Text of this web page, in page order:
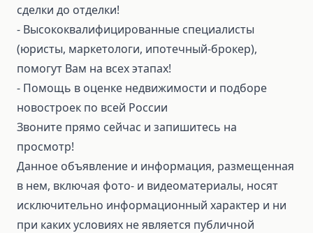
сделки до отделки!
⁃ Высококвалифицированные специалисты
(юристы, маркетологи, ипотечный-брокер),
помогут Вам на всех этапах!
⁃ Помощь в оценке недвижимости и подборе
новостроек по всей России
Звоните прямо сейчас и запишитесь на
просмотр!
Данное объявление и информация, размещенная
в нем, включая фото- и видеоматериалы, носят
исключительно информационный характер и ни
при каких условиях не является публичной